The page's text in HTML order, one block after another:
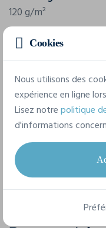
120 g/m²
Composition
100% polyester
3 tailles
5/7 ans XXS
Cookies
Nous utilisons des
expérience en ligne
Lisez notrepolitique
d'informations